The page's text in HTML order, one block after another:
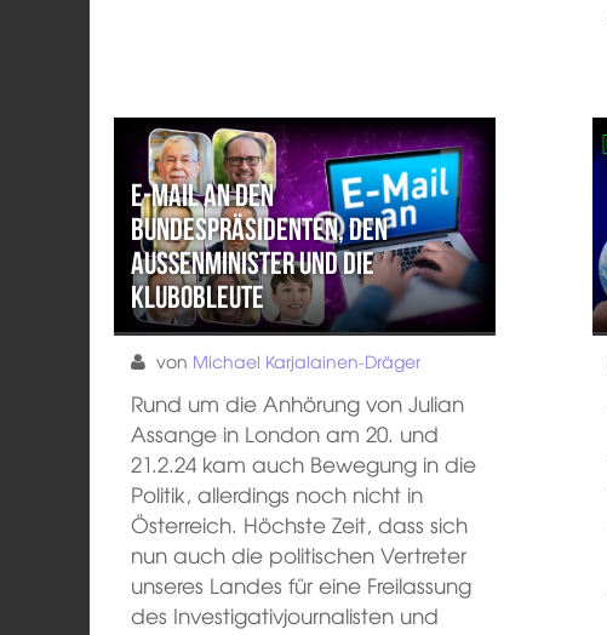
E-Mail an den
Bundespräsidenten, den
Außenminister und die
Klubobleute
von Michael Karjalainen-Dräger
Rund um die Anhörung von Julian
Assange in London am 20. und
21.2.24 kam auch Bewegung in die
Politik, allerdings noch nicht in
Österreich. Höchste Zeit, dass sich
nun auch die politischen Vertreter
unseres Landes für eine Freilassung
des Investigativjournalisten und